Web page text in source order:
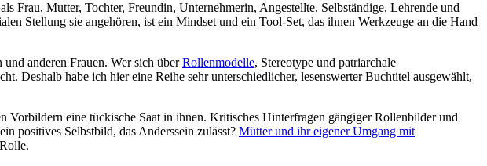
Stellung sie angehören, ist ein Mindset und ein Tool-Set, das ihnen Werkzeuge an die Hand
anderen Frauen. Wer sich überRollenmodelle, Stereotype und patriarchale
Deshalb habe ich hier eine Reihe sehr unterschiedlicher, lesenswerter Buchtitel ausgewählt,
Vorbildern eine tückische Saat in ihnen. Kritisches Hinterfragen gängiger Rollenbilder und
positives Selbstbild, das Anderssein zulässt? Mütter und ihr eigener Umgang mit